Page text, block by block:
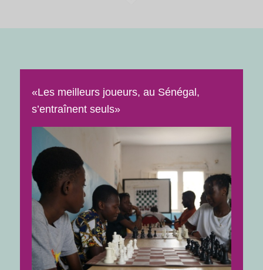
«Les meilleurs joueurs, au Sénégal,
s’entraînent seuls»